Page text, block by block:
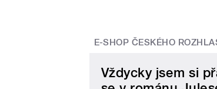
E-SHOP ČESKÉHO
Vždycky jsem si